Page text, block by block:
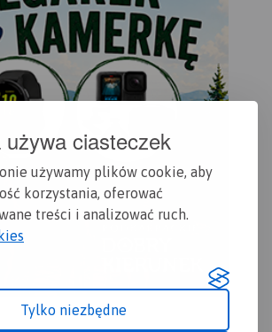
używa ciasteczek
używamy plików cookie, aby
korzystania, oferować
treści i analizować ruch.
Tylko niezbędne